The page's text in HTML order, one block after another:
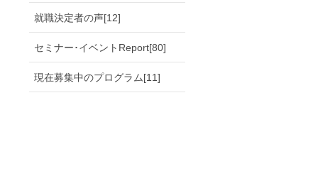
就職決定者の声[12]
セミナー･イベントReport[80]
現在募集中のプログラム[11]